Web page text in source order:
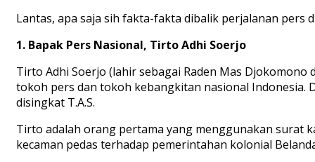
Lantas, apa saja sih fakta-fakta dibalik perjalanan pers
1. Bapak Pers Nasional, Tirto Adhi Soerjo
Tirto Adhi Soerjo (lahir sebagai Raden Mas Djokomono
tokoh pers dan tokoh kebangkitan nasional Indonesia.
disingkat T.A.S.
Tirto adalah orang pertama yang menggunakan surat
kecaman pedas terhadap pemerintahan kolonial